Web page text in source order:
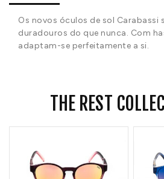
Os novos óculos de sol Carabassi
duradouros do que nunca. Com
adaptam-se perfeitamente a si.
THE REST